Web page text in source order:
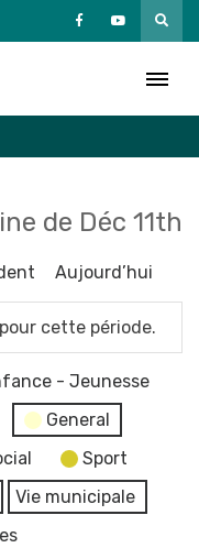
de Déc 11th
Aujourd’hui
cette période.
- Jeunesse
General
Sport
Vie municipale